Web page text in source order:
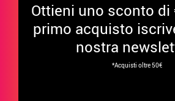
Ottieni uno sconto di
primo acquisto
nostra
*Acquisti oltre 50€